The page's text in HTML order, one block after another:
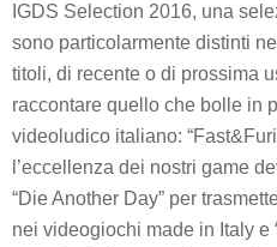
IGDS Selection 2016, una
sono particolarmente distinti
titoli, di recente o di prossima
raccontare quello che bolle in
videoludico italiano:
l’eccellenza dei nostri game
“Die Another Day” per
nei videogiochi made in Italy e